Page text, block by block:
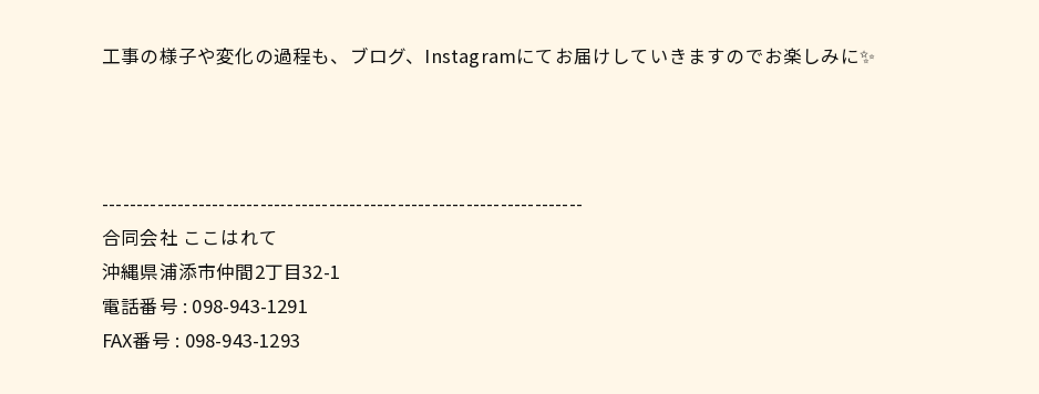
工事の様子や変化の過程も、ブログ、Instagramにてお届けしていきますのでお楽しみに✨
----------------------------------------------------------------------
合同会社 ここはれて
沖縄県浦添市仲間2丁目32-1
電話番号 : 098-943-1291
FAX番号 : 098-943-1293